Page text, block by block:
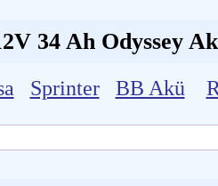
34 Ah Odyssey
Sprinter BB Akü